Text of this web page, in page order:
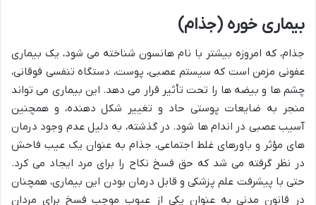
بیماری خوره (جذام)
جذام، که امروزه بیشتر با نام هانسون شناخته می شود، یک بیماری
عفونی مزمن است که سیستم عصبی، پوست، دستگاه تنفسی فوقانی،
چشم ها و بیضه ها را تحت تأثیر قرار می دهد. این بیماری می تواند
منجر به ضایعات پوستی حاد و تغییر شکل دهنده، و همچنین
آسیب عصبی در اندام ها شود. در گذشته، به دلیل عدم وجود درمان
های مؤثر و باورهای غلط اجتماعی، جذام به عنوان یک عیب فاحش
در نظر گرفته می شد که حق فسخ نکاح را برای مرد ایجاد می کرد.
حتی با پیشرفت علم پزشکی و قابل درمان بودن این بیماری، همچنان
در قانون مدنی به عنوان یکی از عیوب موجب فسخ برای مردان